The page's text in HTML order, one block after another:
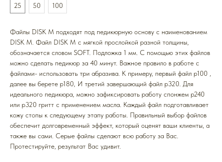
25
50 100
Файлы DISK M подходят под педикюрную основу с наименованием
DISK M. Файл DISK M с мягкой прослойкой разной толщины,
обозначается словом SOFT. Подложка 1 мм. С помощью этих файлов
можно сделать педикюр за 40 минут. Важное правило в работе с
файлами- использовать три абразива. К примеру, первый файл p100 ,
далее вы берете p180, И третий завершающий файл p320. Для
идеального педикюра, можно зафиксировать работу спонжем p240
или p320 гритт с применением масла. Каждый файл подготавливает
кожу стопы к следующему этапу работы. Правильный выбор файлов
обеспечит долговременный эффект, который оценят ваши клиенты, а
также вы сами. Серые файлы сделают всю работу за Вас.
Протестируйте, результат Вас удивит.